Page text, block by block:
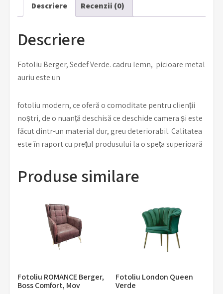
Descriere Recenzii (0)
Descriere
Fotoliu Berger, Sedef Verde. cadru lemn, picioare metal
auriu este un
fotoliu modern, ce oferă o comoditate pentru clienții
noștri, de o nuanță deschisă ce deschide camera și este
făcut dintr-un material dur, greu deteriorabil. Calitatea
este în raport cu prețul produsului la o speța superioară
Produse similare
Fotoliu ROMANCE Berger,
Boss Comfort, Mov
Fotoliu London Queen
Verde